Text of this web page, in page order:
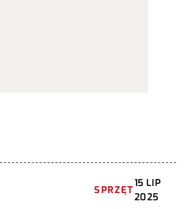
SPRZĘT
15 LIP
2025